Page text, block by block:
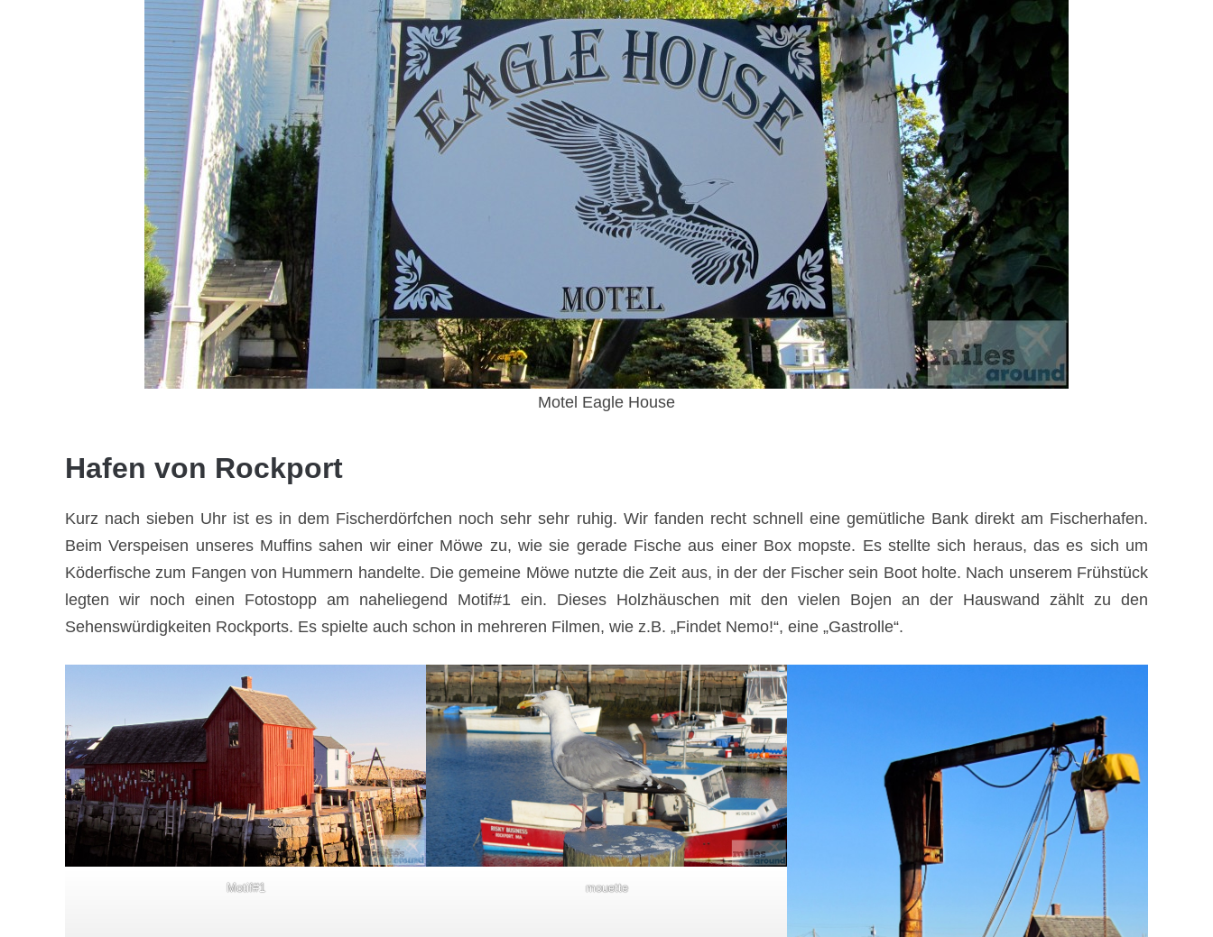
Motel Eagle House
Hafen von Rockport
Kurz nach sieben Uhr ist es in dem Fischerdörfchen noch sehr sehr ruhig. Wir fanden recht schnell eine gemütliche Bank direkt am Fischerhafen.
Beim Verspeisen unseres Muffins sahen wir einer Möwe zu, wie sie gerade Fische aus einer Box mopste. Es stellte sich heraus, das es sich um
Köderfische zum Fangen von Hummern handelte. Die gemeine Möwe nutzte die Zeit aus, in der der Fischer sein Boot holte. Nach unserem Frühstück
legten wir noch einen Fotostopp am naheliegend Motif#1 ein. Dieses Holzhäuschen mit den vielen Bojen an der Hauswand zählt zu den
Sehenswürdigkeiten Rockports. Es spielte auch schon in mehreren Filmen, wie z.B. „Findet Nemo!“, eine „Gastrolle“.
Motif#1 mouette